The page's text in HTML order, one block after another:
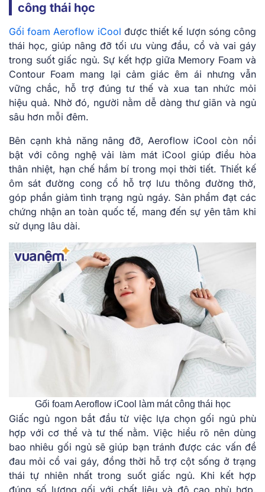
công thái học
Gối foam Aeroflow iCool được thiết kế lượn sóng công
thái học, giúp nâng đỡ tối ưu vùng đầu, cổ và vai gáy
trong suốt giấc ngủ. Sự kết hợp giữa Memory Foam và
Contour Foam mang lại cảm giác êm ái nhưng vẫn
vững chắc, hỗ trợ đúng tư thế và xua tan nhức mỏi
hiệu quả. Nhờ đó, người nằm dễ dàng thư giãn và ngủ
sâu hơn mỗi đêm.
Bên cạnh khả năng nâng đỡ, Aeroflow iCool còn nổi
bật với công nghệ vải làm mát iCool giúp điều hòa
thân nhiệt, hạn chế hầm bí trong mọi thời tiết. Thiết kế
ôm sát đường cong cổ hỗ trợ lưu thông đường thở,
góp phần giảm tình trạng ngủ ngáy. Sản phẩm đạt các
chứng nhận an toàn quốc tế, mang đến sự yên tâm khi
sử dụng lâu dài.
Gối foam Aeroflow iCool làm mát công thái học
Giấc ngủ ngon bắt đầu từ việc lựa chọn gối ngủ phù
hợp với cơ thể và tư thế nằm. Việc hiểu rõ nên dùng
bao nhiêu gối ngủ sẽ giúp bạn tránh được các vấn đề
đau mỏi cổ vai gáy, đồng thời hỗ trợ cột sống ở trạng
thái tự nhiên nhất trong suốt giấc ngủ. Khi kết hợp
đúng số lượng gối với chất liệu và độ cao phù hợp,